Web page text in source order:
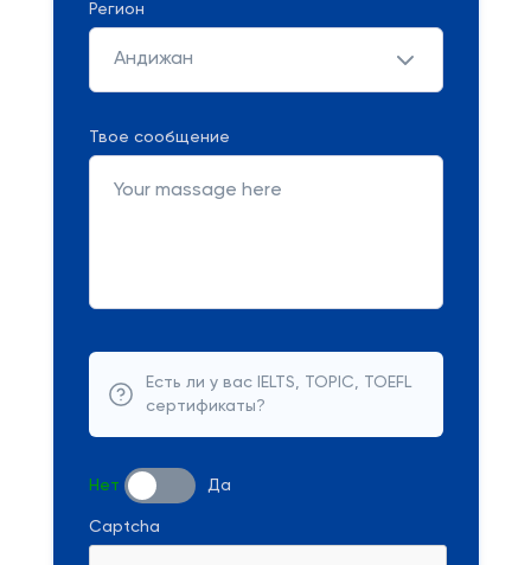
Регион
Андижан
Твое сообщение
Есть ли у вас IELTS, TOPIC, TOEFL
сертификаты?
Нет Да
Captcha